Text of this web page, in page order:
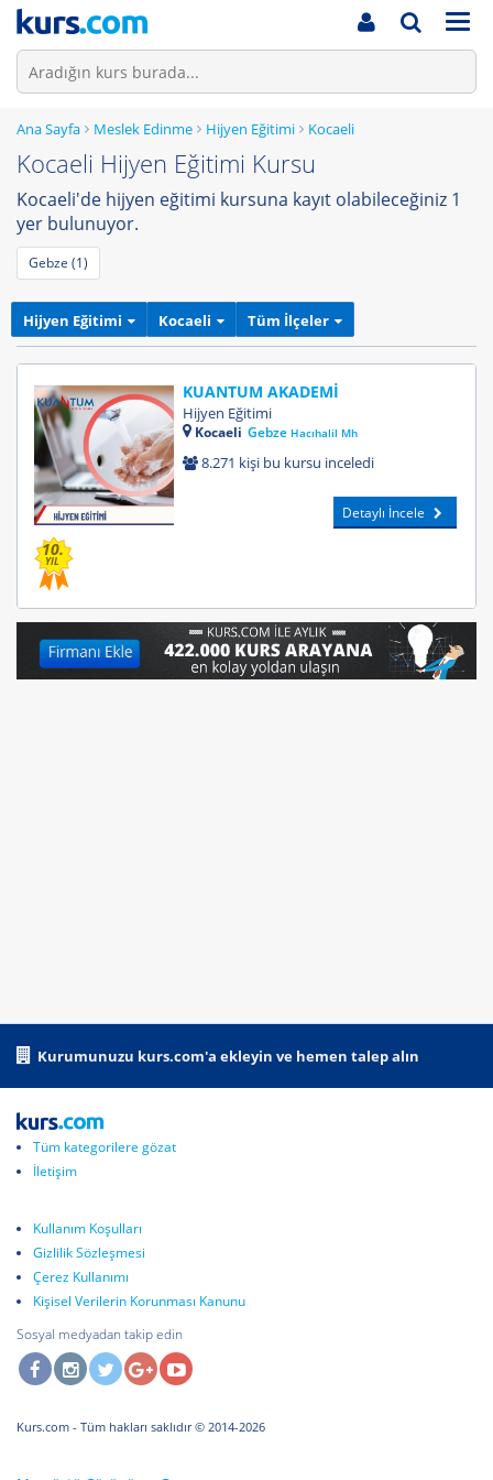
Ana Sayfa Meslek Edinme Hijyen Eğitimi Kocaeli
Kocaeli Hijyen Eğitimi Kursu
Kocaeli'de hijyen eğitimi kursuna kayıt olabileceğiniz 1
yer bulunuyor.
Gebze (1)
Hijyen Eğitimi Kocaeli Tüm İlçeler
10.
YIL
KUANTUM AKADEMİ
Hijyen Eğitimi
Kocaeli Gebze Hacıhalil Mh
8.271 kişi bu kursu inceledi
Detaylı İncele
Kurumunuzu kurs.com'a ekleyin ve hemen talep alın
Tüm kategorilere gözat
İletişim
Kullanım Koşulları
Gizlilik Sözleşmesi
Çerez Kullanımı
Kişisel Verilerin Korunması Kanunu
Sosyal medyadan takip edin
Kurs.com - Tüm hakları saklıdır © 2014-2026